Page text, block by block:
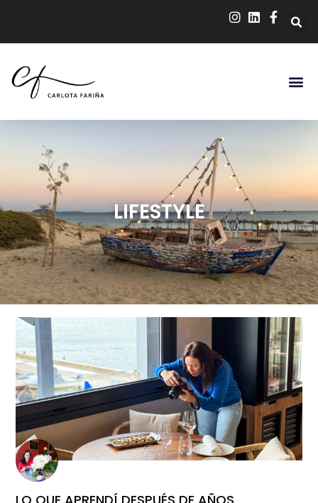
LIFESTYLE